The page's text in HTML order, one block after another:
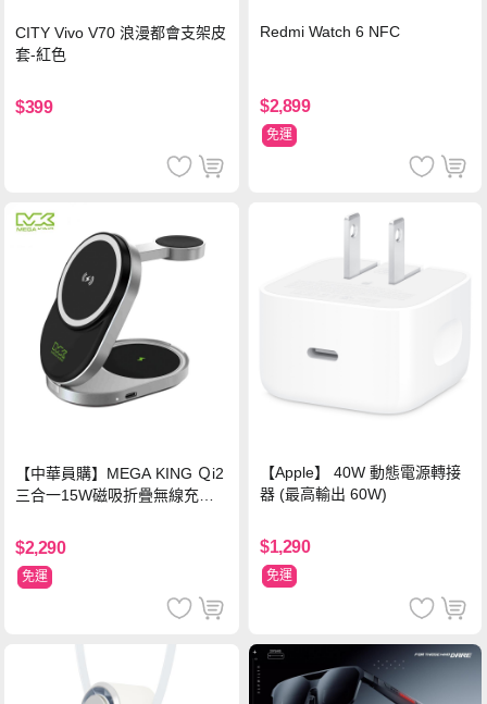
CITY Vivo V70 浪漫都會支架皮
套-紅色
$399
Redmi Watch 6 NFC
$2,899
免運
【中華員購】MEGA KING Ｑi2
三合一15W磁吸折疊無線充電
$2,290
免運
【Apple】 40W 動態電源轉接
器 (最高輸出 60W)
$1,290
免運